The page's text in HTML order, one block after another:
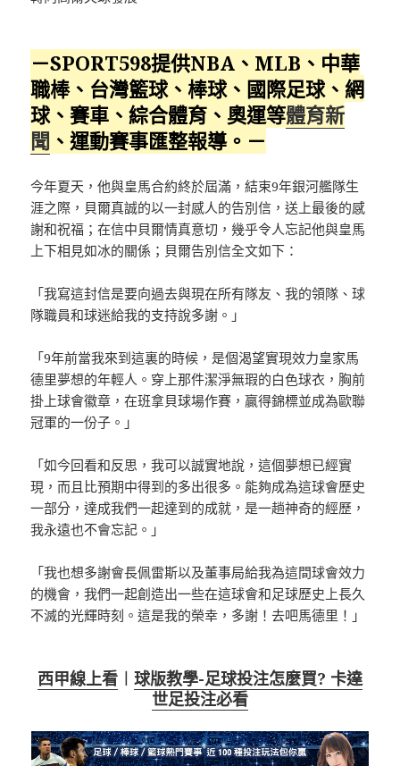
－SPORT598提供NBA、MLB、中華
職棒、台灣籃球、棒球、國際足球、網
球、賽車、綜合體育、奧運等體育新
聞 、運動賽事匯整報導。－
今年夏天，他與皇馬合約終於屆滿，結束9年銀河艦隊生
涯之際，貝爾真誠的以一封感人的告別信，送上最後的感
謝和祝福；在信中貝爾情真意切，幾乎令人忘記他與皇馬
上下相見如冰的關係；貝爾告別信全文如下：
「我寫這封信是要向過去與現在所有隊友、我的領隊、球
隊職員和球迷給我的支持說多謝。」
「9年前當我來到這裏的時候，是個渴望實現效力皇家馬
德里夢想的年輕人。穿上那件潔淨無瑕的白色球衣，胸前
掛上球會徽章，在班拿貝球場作賽，贏得錦標並成為歐聯
冠軍的一份子。」
「如今回看和反思，我可以誠實地說，這個夢想已經實
現，而且比預期中得到的多出很多。能夠成為這球會歷史
一部分，達成我們一起達到的成就，是一趟神奇的經歷，
我永遠也不會忘記。」
「我也想多謝會長佩雷斯以及董事局給我為這間球會效力
的機會，我們一起創造出一些在這球會和足球歷史上長久
不滅的光輝時刻。這是我的榮幸，多謝！去吧馬德里！」
西甲線上看 ︱ 球版教學-足球投注怎麼買? 卡達
世足投注必看